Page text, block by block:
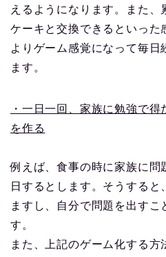
えるようになります。また
ケーキと交換できるといった
よりゲーム感覚になって毎日
ます。
・一日一回、家族に勉強で
を作る
例えば、食事の時に家族に問
日するとします。そうすると
ますし、自分で問題を出すこ
す。
また、上記のゲーム化する方